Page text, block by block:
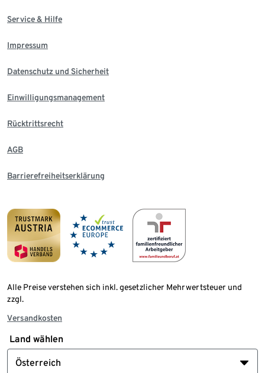
Service & Hilfe
Impressum
Datenschutz und Sicherheit
Einwilligungsmanagement
Rücktrittsrecht
AGB
Barrierefreiheitserklärung
Alle Preise verstehen sich inkl. gesetzlicher Mehrwertsteuer und
zzgl.
Versandkosten
Land wählen
Österreich